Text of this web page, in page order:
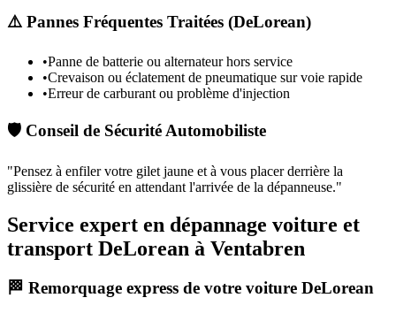
⚠️ Pannes Fréquentes Traitées (DeLorean)
•Panne de batterie ou alternateur hors service
•Crevaison ou éclatement de pneumatique sur voie rapide
•Erreur de carburant ou problème d'injection
🛡️ Conseil de Sécurité Automobiliste
"Pensez à enfiler votre gilet jaune et à vous placer derrière la
glissière de sécurité en attendant l'arrivée de la dépanneuse."
Service expert en dépannage voiture et
transport DeLorean à Ventabren
🏁 Remorquage express de votre voiture DeLorean